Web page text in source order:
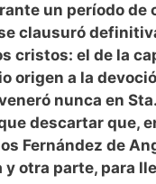
un período de
clausuró
cristos: el de la
origen a la
nunca en
descartar que,
Fernández de
otra parte, para